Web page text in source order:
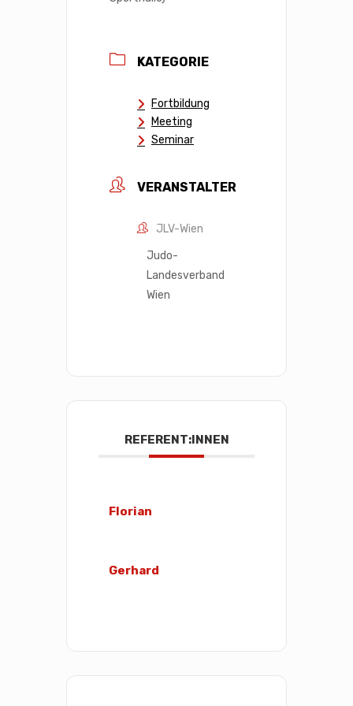
KATEGORIE
Fortbildung
Meeting
Seminar
VERANSTALTER
JLV-Wien
Judo-
Landesverband
Wien
REFERENT:INNEN
Florian
Gerhard